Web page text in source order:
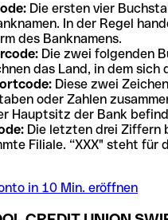
Die ersten vier
In der Regel
des Banknamens.
Die zwei folgenden
das Land, in dem sich
Diese zwei
oder Zahlen
Hauptsitz der Bank
Die letzten drei Ziffern
Filiale. “XXX" steht für
in 10 Min. eröffnen